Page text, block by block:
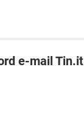
e-mail Tin.it